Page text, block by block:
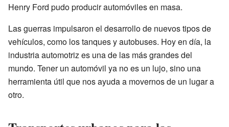
Henry Ford pudo producir automóviles en masa.
Las guerras impulsaron el desarrollo de nuevos tipos de
vehículos, como los tanques y autobuses. Hoy en día, la
industria automotriz es una de las más grandes del
mundo. Tener un automóvil ya no es un lujo, sino una
herramienta útil que nos ayuda a movernos de un lugar a
otro.